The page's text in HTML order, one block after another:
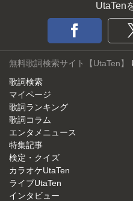
UtaTen
無料歌詞検索サイト【UtaTen】
歌詞検索
マイページ
歌詞ランキング
歌詞コラム
エンタメニュース
特集記事
検定・クイズ
カラオケUtaTen
ライブUtaTen
インタビュー